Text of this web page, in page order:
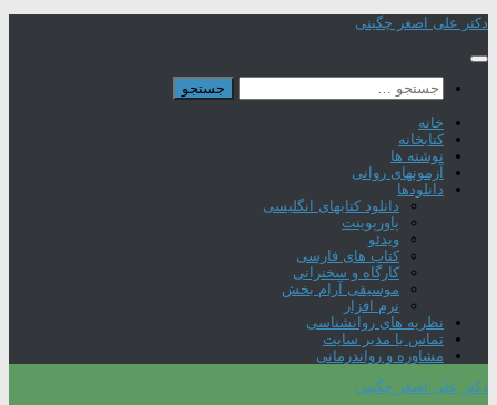
Skip
content
دکتر علی اصغر چگینی
جستجو
برای:
خانه
کتابخانه
نوشته ها
آزمونهای روانی
دانلودها
دانلود کتابهای انگلیسی
پاورپوینت
ویدئو
کتاب های فارسی
کارگاه و سخنرانی
موسیقی آرام بخش
نرم افزار
نظریه های روانشناسی
تماس با مدیر سایت
مشاوره و رواندرمانی
دکتر علی اصغر چگینی